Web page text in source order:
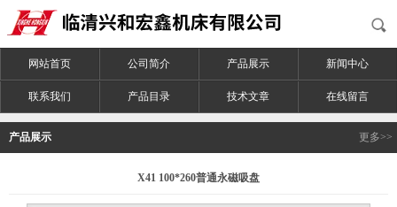
网站首页 公司简介 产品展示 新闻中心
联系我们 产品目录 技术文章 在线留言
产品展示 更多>>
X41 100*260普通永磁吸盘